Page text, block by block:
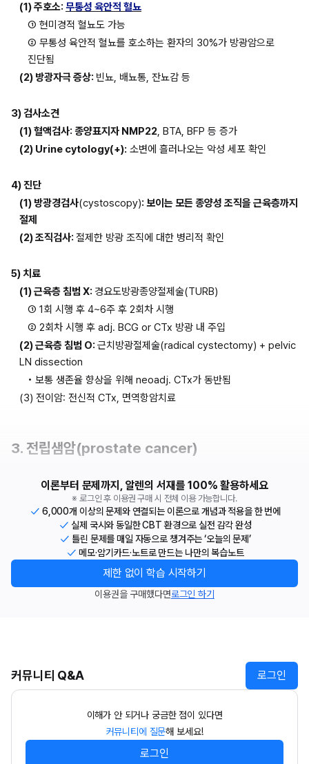
(1) 주호소: 무통성 육안적 혈뇨
① 현미경적 혈뇨도 가능
② 무통성 육안적 혈뇨를 호소하는 환자의 30%가 방광암으로
진단됨
(2) 방광자극 증상: 빈뇨, 배뇨통, 잔뇨감 등
3) 검사소견
(1) 혈액검사: 종양표지자 NMP22, BTA, BFP 등 증가
(2) Urine cytology(+): 소변에 흘러나오는 악성 세포 확인
4) 진단
(1) 방광경검사(cystoscopy): 보이는 모든 종양성 조직을 근육층까지
절제
(2) 조직검사: 절제한 방광 조직에 대한 병리적 확인
5) 치료
(1) 근육층 침범 X: 경요도방광종양절제술(TURB)
① 1회 시행 후 4~6주 후 2회차 시행
② 2회차 시행 후 adj. BCG or CTx 방광 내 주입
(2) 근육층 침범 O: 근치방광절제술(radical cystectomy) + pelvic
LN dissection
• 보통 생존율 향상을 위해 neoadj. CTx가 동반됨
(3) 전이암: 전신적 CTx, 면역항암치료
3. 전립샘암(prostate cancer)
이론부터 문제까지, 알렌의 서재를 100% 활용하세요
※ 로그인 후 이용권 구매 시 전체 이용 가능합니다.
6,000개 이상의 문제와 연결되는 이론으로 개념과 적용을 한 번에
실제 국시와 동일한 CBT 환경으로 실전 감각 완성
틀린 문제를 매일 자동으로 챙겨주는 ‘오늘의 문제’
메모·암기카드·노트로 만드는 나만의 복습노트
제한 없이 학습 시작하기
이용권을 구매했다면로그인 하기
커뮤니티 Q&A 로그인
이해가 안 되거나 궁금한 점이 있다면
커뮤니티에 질문해 보세요!
로그인